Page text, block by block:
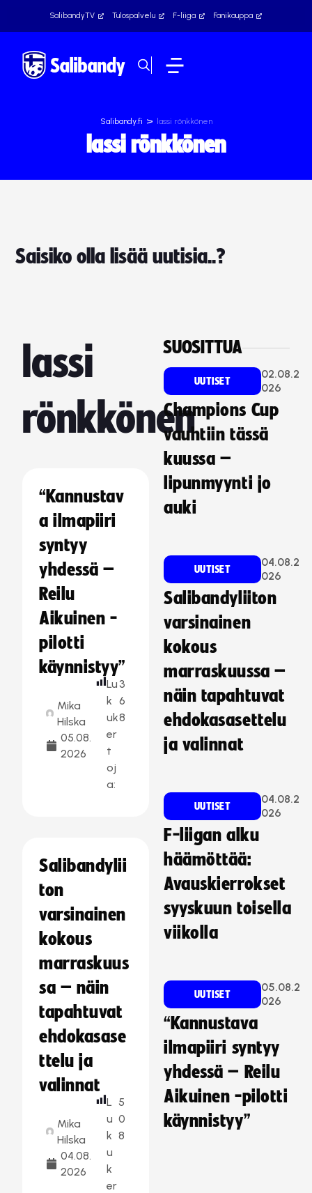
SalibandyTV Tulospalvelu F-liiga Fanikauppa
Salibandy.fi > lassi rönkkönen
lassi rönkkönen
Saisiko olla lisää uutisia..?
lassi
rönkkönen
“Kannustav
a ilmapiiri
syntyy
yhdessä –
Reilu
Aikuinen -
pilotti
käynnistyy”
Mika
Hilska
05.08.
2026
Lu
k
uk
er
t
oj
a:
3
6
8
Salibandylii
ton
varsinainen
kokous
marraskuus
sa – näin
tapahtuvat
ehdokasase
ttelu ja
valinnat
Mika
Hilska
04.08.
2026
L
u
k
u
k
er
5
0
8
SUOSITTUA
UUTISET
02.08.2
026
Champions Cup
vauhtiin tässä
kuussa –
lipunmyynti jo
auki
UUTISET
04.08.2
026
Salibandyliiton
varsinainen
kokous
marraskuussa –
näin tapahtuvat
ehdokasasettelu
ja valinnat
UUTISET
04.08.2
026
F-liigan alku
häämöttää:
Avauskierrokset
syyskuun toisella
viikolla
UUTISET
05.08.2
026
“Kannustava
ilmapiiri syntyy
yhdessä – Reilu
Aikuinen -pilotti
käynnistyy”